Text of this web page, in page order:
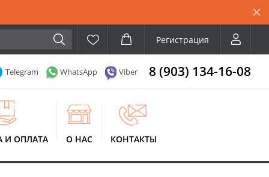
Регистрация
Telegram WhatsApp Viber 8 (903) 134-16-08
И ОПЛАТА О НАС КОНТАКТЫ